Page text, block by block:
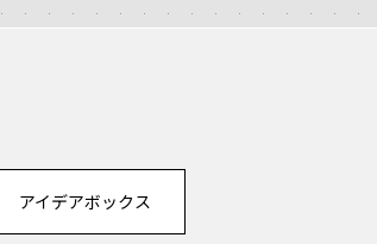
アイデアボックス